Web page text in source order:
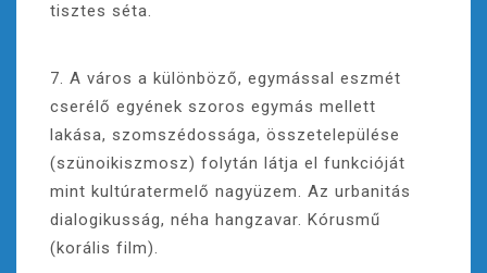
tisztes séta.
7. A város a különböző, egymással eszmét
cserélő egyének szoros egymás mellett
lakása, szomszédossága, összetelepülése
(szünoikiszmosz) folytán látja el funkcióját
mint kultúratermelő nagyüzem. Az urbanitás
dialogikusság, néha hangzavar. Kórusmű
(korális film).